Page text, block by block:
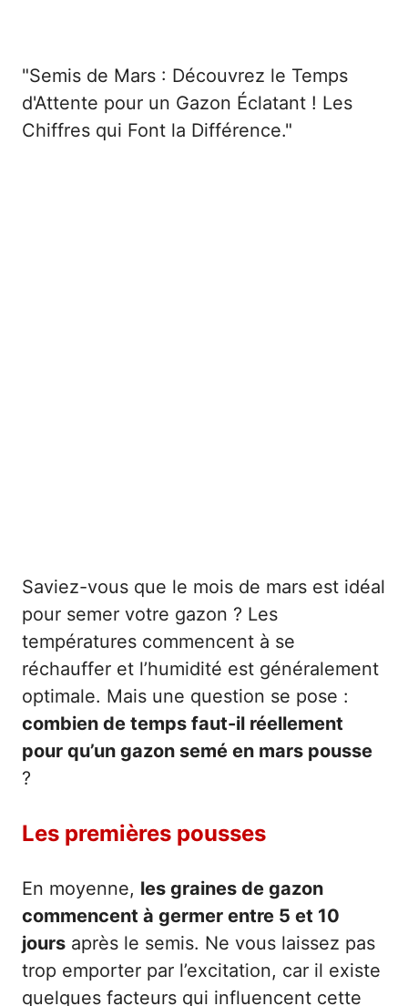
"Semis de Mars : Découvrez le Temps
d'Attente pour un Gazon Éclatant ! Les
Chiffres qui Font la Différence."
Saviez-vous que le mois de mars est idéal
pour semer votre gazon ? Les
températures commencent à se
réchauffer et l’humidité est généralement
optimale. Mais une question se pose :
combien de temps faut-il réellement
pour qu’un gazon semé en mars pousse
?
Les premières pousses
En moyenne, les graines de gazon
commencent à germer entre 5 et 10
jours après le semis. Ne vous laissez pas
trop emporter par l’excitation, car il existe
quelques facteurs qui influencent cette